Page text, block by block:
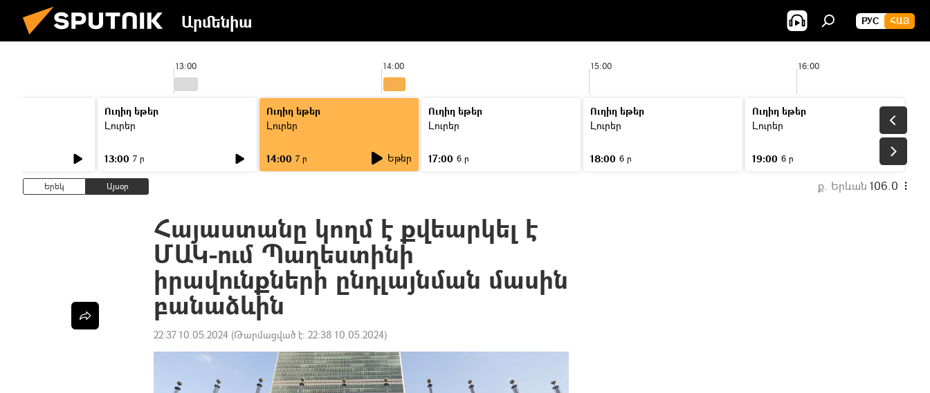
Արմենիա РУС ՀԱՅ
13:00 14:00 15:00 16:00
Ուղիղ եթեր
Լուրեր
13:00 7 ր
Ուղիղ եթեր
Լուրեր
14:00 7 ր Եթեր
Ուղիղ եթեր
Լուրեր
17:00 6 ր
Ուղիղ եթեր
Լուրեր
18:00 6 ր
Ուղիղ եթեր
Լուրեր
19:00 6 ր
Երեկ Այսօր ք. Երևան 106.0
Հայաստանը կողմ է քվեարկել է
ՄԱԿ-ում Պաղեստինի
իրավունքների ընդլայնման մասին
բանաձևին
22:37 10.05.2024 (Թարմացված է: 22:38 10.05.2024)